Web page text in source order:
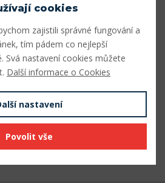
9880
10000
cookies
zajistili správné fungování a
tím pádem co nejlepší
Svá nastavení cookies můžete
Další informace o Cookies
nastavení
Povolit vše